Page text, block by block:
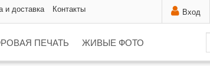
Вход
и доставка Контакты
ПЕЧАТЬ ЖИВЫЕ ФОТО